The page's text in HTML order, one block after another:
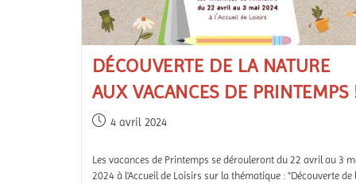
DÉCOUVERTE DE LA NATURE
AUX VACANCES DE PRINTEMPS
4 avril 2024
Les vacances de Printemps se dérouleront du 22 avril au 3
2024 à l'Accueil de Loisirs sur la thématique : "Découverte de